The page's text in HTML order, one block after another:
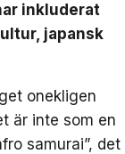
inkluderat
japansk
onekligen
är inte som en
samurai”, det